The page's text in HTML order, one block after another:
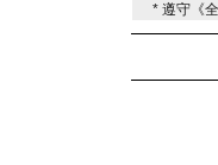
* 遵守《